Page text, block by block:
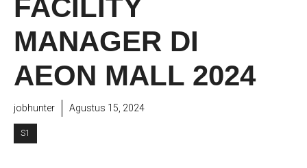
FACILITY
MANAGER DI
AEON MALL 2024
jobhunter Agustus 15, 2024
S1